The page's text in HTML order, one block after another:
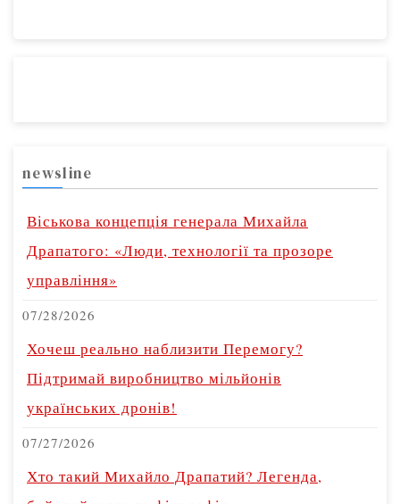
newsline
Віськова концепція генерала Михайла
Драпатого: «Люди, технології та прозоре
управління»
07/28/2026
Хочеш реально наблизити Перемогу?
Підтримай виробництво мільйонів
українських дронів!
07/27/2026
Хто такий Михайло Драпатий? Легенда,